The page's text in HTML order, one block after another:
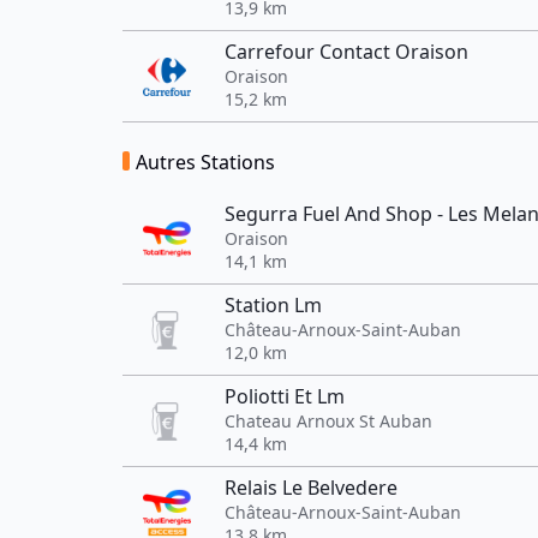
13,9 km
Carrefour Contact Oraison
Oraison
15,2 km
Autres Stations
Segurra Fuel And Shop - Les
Oraison
14,1 km
Station Lm
Château-Arnoux-Saint-Auban
12,0 km
Poliotti Et Lm
Chateau Arnoux St Auban
14,4 km
Relais Le Belvedere
Château-Arnoux-Saint-Auban